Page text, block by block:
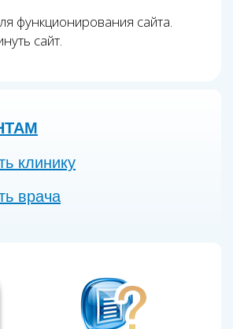
функционирования сайта.
сайт.
клинику
врача